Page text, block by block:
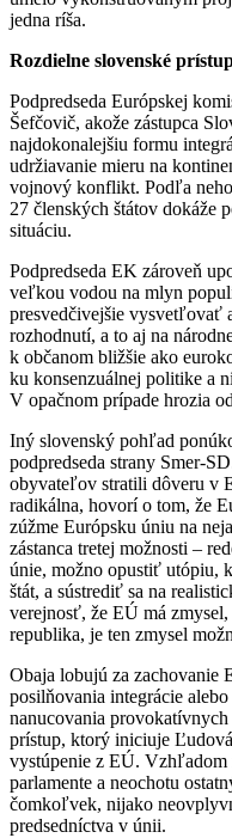
jedna ríša.
Rozdielne slovenské
Podpredseda Európskej
Šefčovič, akože zástupca
najdokonalejšiu formu
udržiavanie mieru na
vojnový konflikt. Podľa
27 členských štátov dokáže
situáciu.
Podpredseda EK zároveň
veľkou vodou na mlyn
presvedčivejšie vysvetľovať
rozhodnutí, a to aj na
k občanom bližšie ako
ku konsenzuálnej politike a
V opačnom prípade hrozia
Iný slovenský pohľad
podpredseda strany Smer-
obyvateľov stratili dôveru v
radikálna, hovorí o tom, že
zúžme Európsku úniu na
zástanca tretej možnosti –
únie, možno opustiť utópiu,
štát, a sústrediť sa na
verejnosť, že EÚ má
republika, je ten zmysel
Obaja lobujú za zachovanie
posilňovania integrácie
nanucovania
prístup, ktorý iniciuje
vystúpenie z EÚ. Vzhľadom
parlamente a neochotu
čomkoľvek, nijako
predsedníctva v únii.